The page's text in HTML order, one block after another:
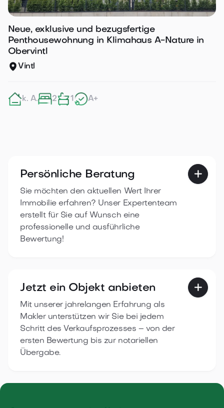
Neue, exklusive und bezugsfertige
Penthousewohnung in Klimahaus A-Nature in
Obervintl
Vintl
k. A. 2 1 A+
Persönliche Beratung
Sie möchten den aktuellen Wert Ihrer
Immobilie erfahren? Unser Expertenteam
erstellt für Sie auf Wunsch eine
professionelle und ausführliche
Bewertung!

Jetzt ein Objekt anbieten
Mit unserer jahrelangen Erfahrung als
Makler unterstützen wir Sie bei jedem
Schritt des Verkaufsprozesses – von der
ersten Bewertung bis zur notariellen
Übergabe.
